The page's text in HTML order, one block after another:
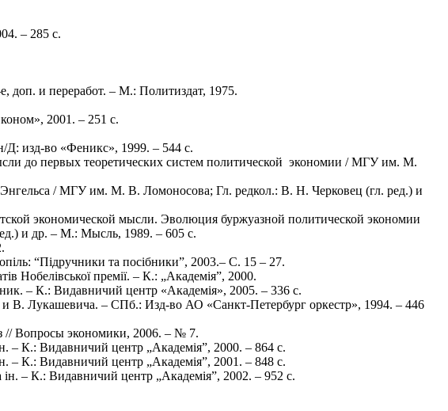
– 285 с.
и переработ. – М.: Политиздат, 1975.
2001. – 251 с.
изд-во «Феникс», 1999. – 544 с.
до первых теоретических систем политической экономии / МГУ им. М.
/ МГУ им. М. В. Ломоносова; Гл. редкол.: В. Н. Черковец (гл. ред.) и
экономической мысли. Эволюция буржуазной политической экономии
и др. – М.: Мысль, 1989. – 605 c.
“Підручники та посібники”, 2003.– С. 15 – 27.
Нобелівської премії. – К.: „Академія”, 2000.
– К.: Видавничий центр «Академія», 2005. – 336 с.
Лукашевича. – СПб.: Изд-во АО «Санкт-Петербург оркестр», 1994. – 446
// Вопросы экономики, 2006. – № 7.
– К.: Видавничий центр „Академія”, 2000. – 864 с.
– К.: Видавничий центр „Академія”, 2001. – 848 с.
– К.: Видавничий центр „Академія”, 2002. – 952 с.